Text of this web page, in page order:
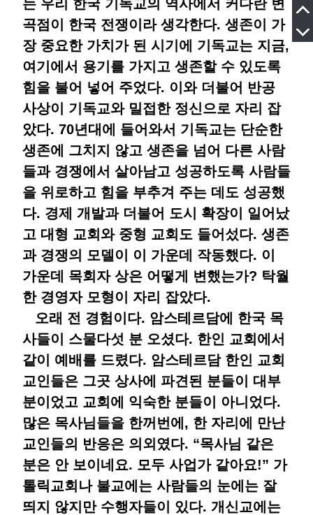
는 우리 한국 기독교의 역사에서 커다란 변
곡점이 한국 전쟁이라 생각한다. 생존이 가
장 중요한 가치가 된 시기에 기독교는 지금,
여기에서 용기를 가지고 생존할 수 있도록
힘을 불어 넣어 주었다. 이와 더불어 반공
사상이 기독교와 밀접한 정신으로 자리 잡
았다. 70년대에 들어와서 기독교는 단순한
생존에 그치지 않고 생존을 넘어 다른 사람
들과 경쟁에서 살아남고 성공하도록 사람들
을 위로하고 힘을 부추겨 주는 데도 성공했
다. 경제 개발과 더불어 도시 확장이 일어났
고 대형 교회와 중형 교회도 들어섰다. 생존
과 경쟁의 모델이 이 가운데 작동했다. 이
가운데 목회자 상은 어떻게 변했는가? 탁월
한 경영자 모형이 자리 잡았다.
오래 전 경험이다. 암스테르담에 한국 목
사들이 스물다섯 분 오셨다. 한인 교회에서
같이 예배를 드렸다. 암스테르담 한인 교회
교인들은 그곳 상사에 파견된 분들이 대부
분이었고 교회에 익숙한 분들이 아니었다.
많은 목사님들을 한꺼번에, 한 자리에 만난
교인들의 반응은 의외였다. “목사님 같은
분은 안 보이네요. 모두 사업가 같아요!” 가
톨릭교회나 불교에는 사람들의 눈에는 잘
띄지 않지만 수행자들이 있다. 개신교에는